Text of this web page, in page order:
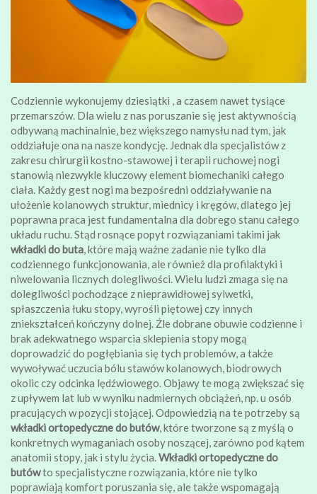
Codziennie wykonujemy dziesiątki , a czasem nawet tysiące
przemarszów. Dla wielu z nas poruszanie się jest aktywnością
odbywaną machinalnie, bez większego namysłu nad tym, jak
oddziałuje ona na nasze kondycję. Jednak dla specjalistów z
zakresu chirurgii kostno-stawowej i terapii ruchowej nogi
stanowią niezwykle kluczowy element biomechaniki całego
ciała. Każdy gest nogi ma bezpośredni oddziaływanie na
ułożenie kolanowych struktur, miednicy i kręgów, dlatego jej
poprawna praca jest fundamentalna dla dobrego stanu całego
układu ruchu. Stąd rosnące popyt rozwiązaniami takimi jak
wkładki do buta, które mają ważne zadanie nie tylko dla
codziennego funkcjonowania, ale również dla profilaktyki i
niwelowania licznych dolegliwości. Wielu ludzi zmaga się na
dolegliwości pochodzące z nieprawidłowej sylwetki,
spłaszczenia łuku stopy, wyrośli piętowej czy innych
zniekształceń kończyny dolnej. Źle dobrane obuwie codzienne i
brak adekwatnego wsparcia sklepienia stopy mogą
doprowadzić do pogłębiania się tych problemów, a także
wywoływać uczucia bólu stawów kolanowych, biodrowych
okolic czy odcinka lędźwiowego. Objawy te mogą zwiększać się
z upływem lat lub w wyniku nadmiernych obciążeń, np. u osób
pracujących w pozycji stojącej. Odpowiedzią na te potrzeby są
wkładki ortopedyczne do butów, które tworzone są z myślą o
konkretnych wymaganiach osoby noszącej, zarówno pod kątem
anatomii stopy, jak i stylu życia.Wkładki ortopedyczne do
butówto specjalistyczne rozwiązania, które nie tylko
poprawiają komfort poruszania się, ale także wspomagają